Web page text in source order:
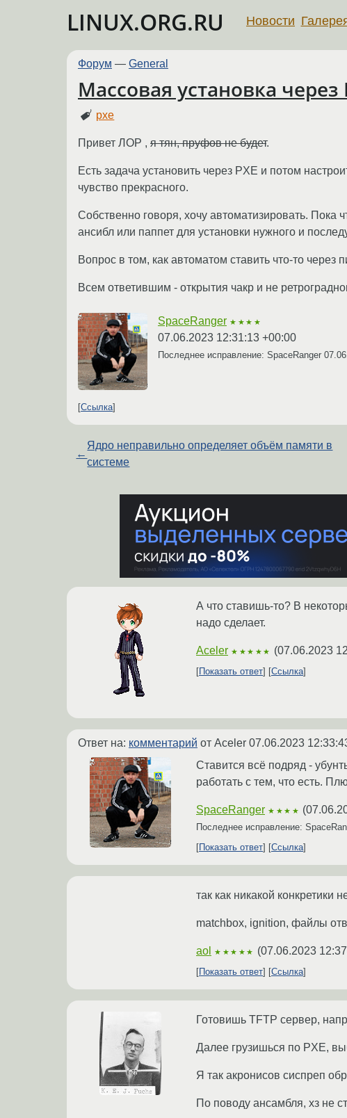
LINUX.ORG.RU Новости
Форум — General
Массовая установка
pxe
Привет ЛОР , я тян, пруфов не будет.
Есть задача установить через PXE и потом
чувство прекрасного.
Собственно говоря, хочу автоматизировать. Пока
ансибл или паппет для установки нужного и
Вопрос в том, как автоматом ставить что-то через
Всем ответившим - открытия чакр и не
SpaceRanger ★★★★
07.06.2023 12:31:13 +00:00
Последнее исправление: SpaceRanger
Ссылка
←
Ядро неправильно определяет объём памяти в
системе
А что ставишь-то? В
надо сделает.
Aceler ★★★★★ (07.06.2023
Показать ответ Ссылка
Ответ на: комментарий от Aceler 07.06.2023
Ставится всё подряд -
работать с тем, что есть.
SpaceRanger ★★★★ (
Последнее исправление:
Показать ответ
Ссылка
так как никакой конкретики
matchbox, ignition, файлы
aol ★★★★★ (07.06.2023
Показать ответ Ссылка
Готовишь TFTP сервер,
Далее грузишься по PXE,
Я так акронисов сиспреп
По поводу ансамбля, хз не